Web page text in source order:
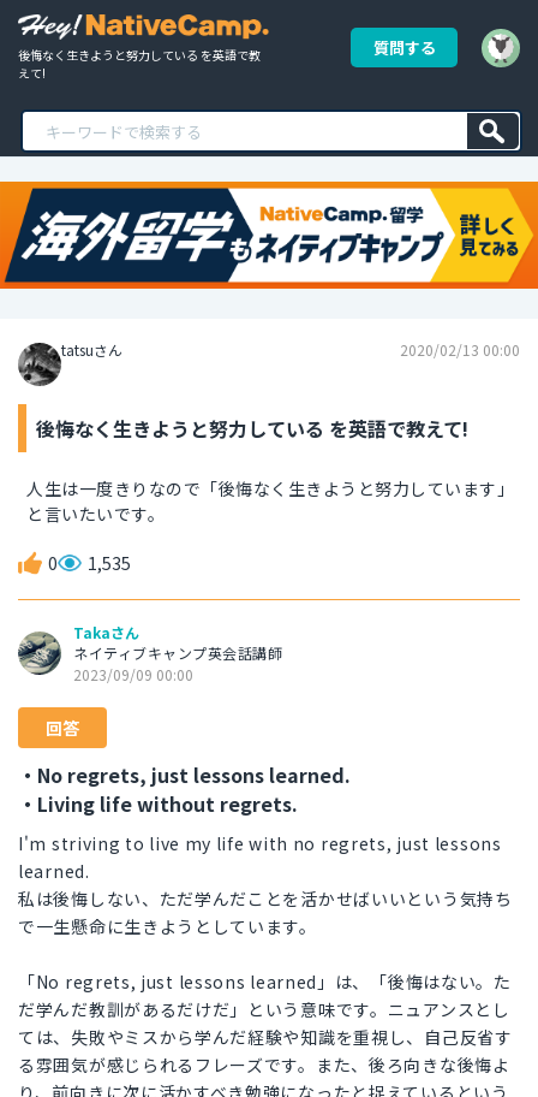
後悔なく生きようと努力している を英語で教
えて!
質問する
tatsuさん 2020/02/13 00:00
後悔なく生きようと努力している を英語で教えて!
人生は一度きりなので「後悔なく生きようと努力しています」
と言いたいです。
0 1,535
Takaさん
ネイティブキャンプ英会話講師
2023/09/09 00:00
回答
・No regrets, just lessons learned.
・Living life without regrets.
I'm striving to live my life with no regrets, just lessons
learned.
私は後悔しない、ただ学んだことを活かせばいいという気持ち
で一生懸命に生きようとしています。
「No regrets, just lessons learned」は、「後悔はない。た
だ学んだ教訓があるだけだ」という意味です。ニュアンスとし
ては、失敗やミスから学んだ経験や知識を重視し、自己反省す
る雰囲気が感じられるフレーズです。また、後ろ向きな後悔よ